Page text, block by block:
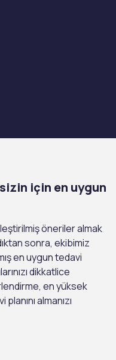
için en uygun
öneriler almak
sonra, ekibimiz
en uygun tedavi
dikkatlice
en yüksek
almanızı